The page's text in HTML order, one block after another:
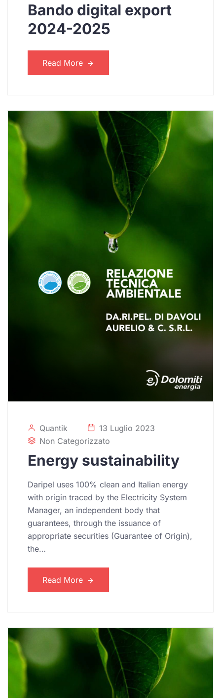
Bando digital export
2024-2025
Read More
Quantik
13 Luglio 2023
Non Categorizzato
Energy sustainability
Daripel uses 100% clean and Italian energy
with origin traced by the Electricity System
Manager, an independent body that
guarantees, through the issuance of
appropriate securities (Guarantee of Origin),
the…
Read More